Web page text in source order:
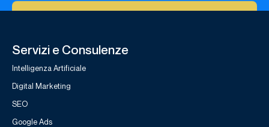
Servizi e Consulenze
Intelligenza Artificiale
Digital Marketing
SEO
Google Ads